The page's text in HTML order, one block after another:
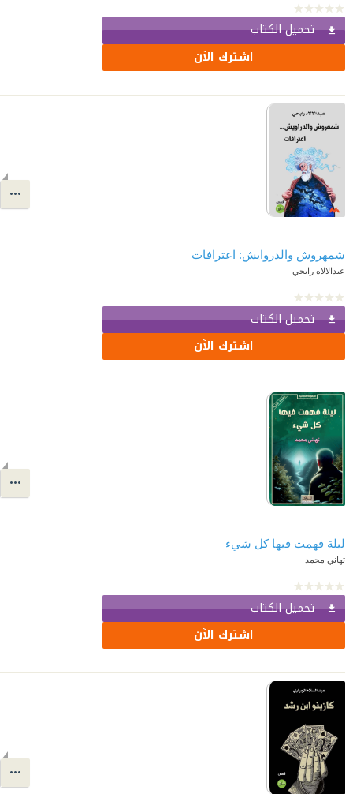
تحميل الكتاب
اشترك الآن
شمهروش والدروايش: اعترافات
عبدالالاه رابحي
تحميل الكتاب
اشترك الآن
تهاني محمد
تحميل الكتاب
اشترك الآن